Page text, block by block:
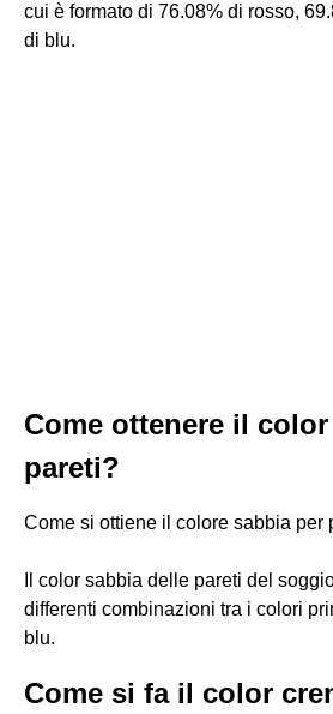
cui è formato di 76.08% di rosso,
di blu.
Come ottenere il
pareti?
Come si ottiene il colore sabbia per
Il color sabbia delle pareti del
differenti combinazioni tra i colori
blu.
Come si fa il color